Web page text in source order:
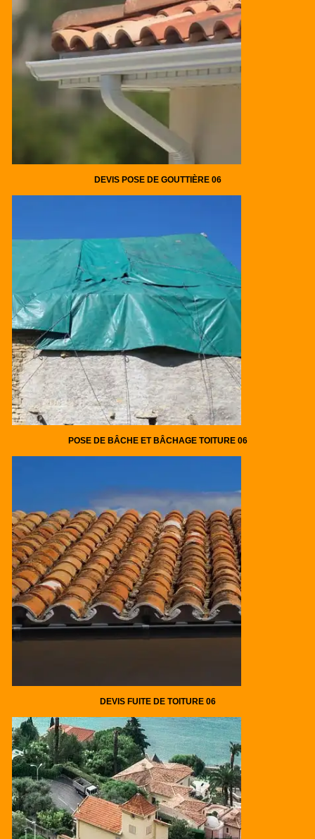
DEVIS POSE DE GOUTTIÈRE 06
POSE DE BÂCHE ET BÂCHAGE TOITURE 06
DEVIS FUITE DE TOITURE 06